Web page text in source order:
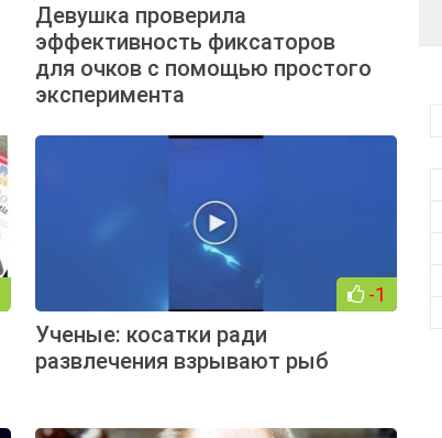
Девушка проверила
эффективность фиксаторов
для очков с помощью простого
эксперимента
-1
Ученые: косатки ради
развлечения взрывают рыб